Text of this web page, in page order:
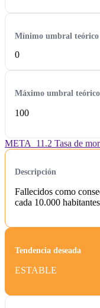
Mínimo umbral teórico
0
Máximo umbral teórico
100
META_11.2 Tasa de
Descripción
Fallecidos como
cada 10.000 habitantes
Tendencia deseada
ESTABLE